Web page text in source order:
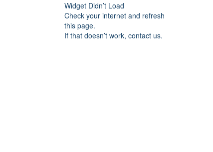
Widget Didn’t Load
Check your internet and refresh
this page.
If that doesn’t work, contact us.